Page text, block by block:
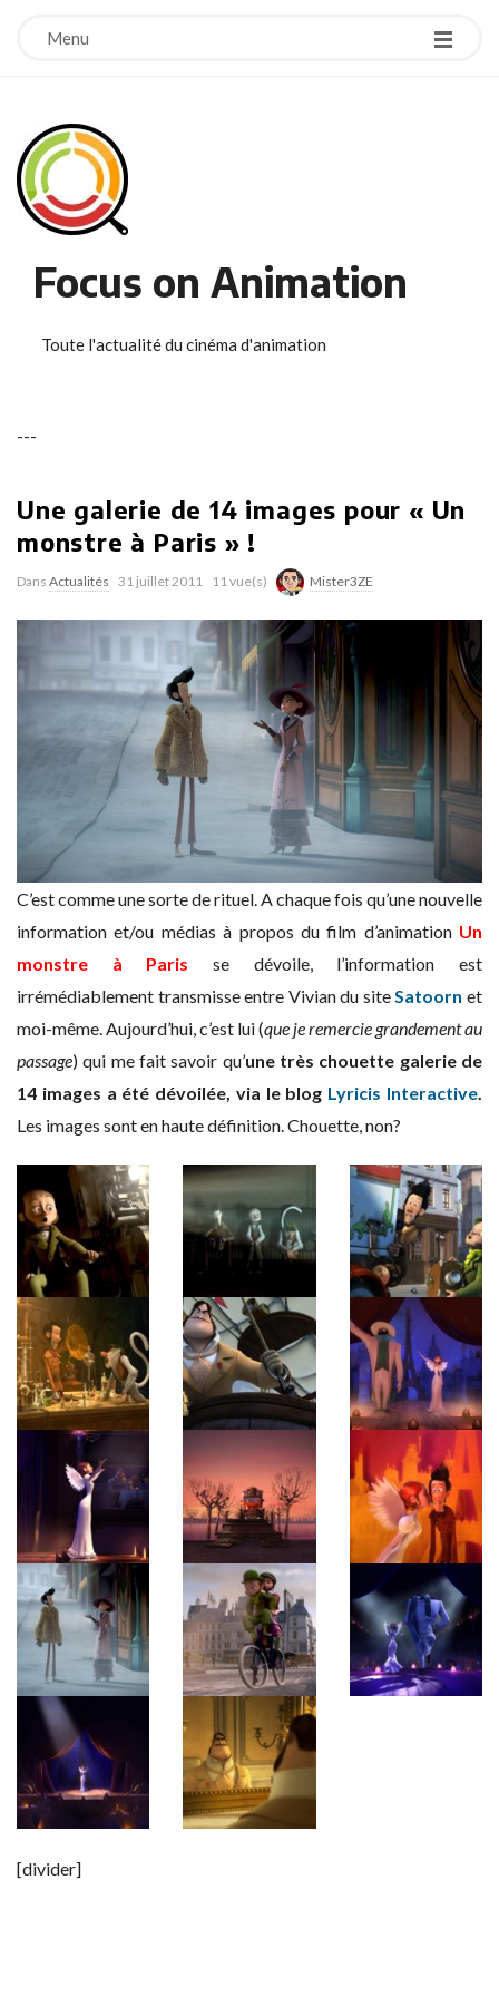
Menu
Focus on Animation
Toute l'actualité du cinéma d'animation
---
Une galerie de 14 images pour « Un
monstre à Paris » !
Dans Actualités 31 juillet 2011 11 vue(s) Mister3ZE
C’est comme une sorte de rituel. A chaque fois qu’une nouvelle
information et/ou médias à propos du film d’animation Un
monstre à Paris se dévoile, l’information est
irrémédiablement transmisse entre Vivian du site Satoorn et
moi-même. Aujourd’hui, c’est lui (que je remercie grandement au
passage) qui me fait savoir qu’une très chouette galerie de
14 images a été dévoilée, via le blog Lyricis Interactive
Les images sont en haute définition. Chouette, non?
[divider]